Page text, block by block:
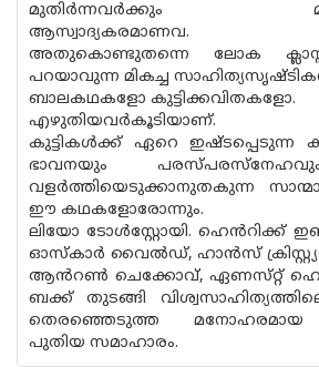
മുതിർന്നവർക്കും
ആസ്വാദ്യകരമാണവ.
അതുകൊണ്ടുതന്നെ ലോക
പറയാവുന്ന മികച്ച
ബാലകഥകളോ കുട്ടിക്കവിതകളോ.
എഴുതിയവർകൂടിയാണ്.
കുട്ടികൾക്ക് ഏറെ ഇഷ്ടപ്പെടുന്ന
ഭാവനയും
വളർത്തിയെടുക്കാനുതകുന്ന
ഈ കഥകളോരോന്നും.
ലിയോ ടോൾസ്റ്റോയി. ഹെൻറിക്ക്
ഓസ്കാർ വൈൽഡ്, ഹാൻസ്
ആൻറൺ ചെക്കോവ്, ഏണസ്‌റ്റ്
ബക്ക് തുടങ്ങി
തെരഞ്ഞെടുത്ത മനോഹരമായ
പുതിയ സമാഹാരം.